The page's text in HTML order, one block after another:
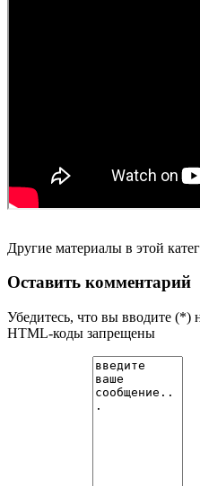
Другие материалы в этой
Оставить комментарий
Убедитесь, что вы вводите
HTML-коды запрещены